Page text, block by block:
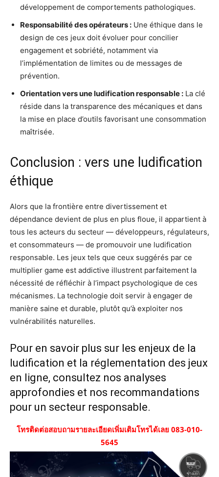
développement de comportements pathologiques.
Responsabilité des opérateurs : Une éthique dans le
design de ces jeux doit évoluer pour concilier
engagement et sobriété, notamment via
l’implémentation de limites ou de messages de
prévention.
Orientation vers une ludification responsable : La clé
réside dans la transparence des mécaniques et dans
la mise en place d’outils favorisant une consommation
maîtrisée.
Conclusion : vers une ludification
éthique
Alors que la frontière entre divertissement et
dépendance devient de plus en plus floue, il appartient à
tous les acteurs du secteur — développeurs, régulateurs,
et consommateurs — de promouvoir une ludification
responsable. Les jeux tels que ceux suggérés par ce
multiplier game est addictive illustrent parfaitement la
nécessité de réfléchir à l’impact psychologique de ces
mécanismes. La technologie doit servir à engager de
manière saine et durable, plutôt qu’à exploiter nos
vulnérabilités naturelles.
Pour en savoir plus sur les enjeux de la
ludification et la réglementation des jeux
en ligne, consultez nos analyses
approfondies et nos recommandations
pour un secteur responsable.
โทรติดต่อสอบถามรายละเอียดเพิ่มเติมโทรได้เลย 083-010-
5645